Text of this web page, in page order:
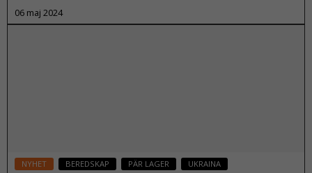
06 maj 2024
NYHET BEREDSKAP PÄR LAGER UKRAINA